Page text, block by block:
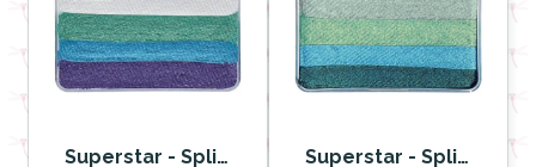
Superstar - Split cake Little Dream Colour Mermaid 30 gr Superstar - Split cake Little Dream Colour Ocean 30 gr